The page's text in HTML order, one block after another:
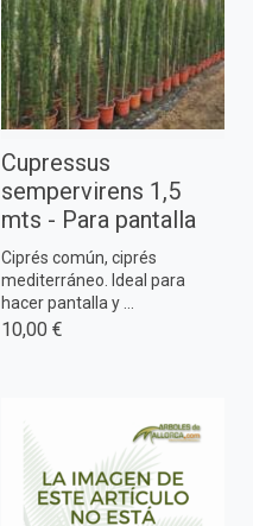
Cupressus
sempervirens 1,5
mts - Para pantalla
Ciprés común, ciprés
mediterráneo. Ideal para
hacer pantalla y ...
10,00 €